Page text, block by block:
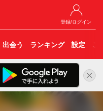
登録/ログイン
出会う ランキング 設定 こ